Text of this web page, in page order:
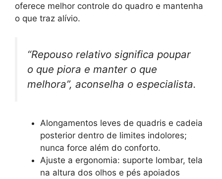
oferece melhor controle do quadro e mantenha
o que traz alívio.
“Repouso relativo significa poupar
o que piora e manter o que
melhora”, aconselha o especialista.
Alongamentos leves de quadris e cadeia
posterior dentro de limites indolores;
nunca force além do conforto.
Ajuste a ergonomia: suporte lombar, tela
na altura dos olhos e pés apoiados